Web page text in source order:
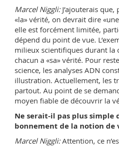
Marcel Niggli: J’ajouterais
«la» vérité, on devrait dire
elle est forcément limitée,
dépend du point de vue.
milieux scientifiques durant la
chacun a «sa» vérité. Pour
science, les analyses ADN
illustration. Actuellement, les
partout. Au point de se
moyen fiable de découvrir la
Ne serait-il pas plus simple
bonnement de la notion de
Marcel Niggli:Attention, ce